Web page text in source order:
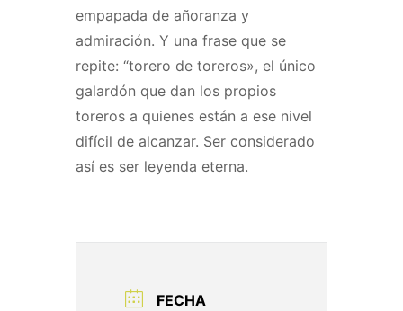
empapada de añoranza y
admiración. Y una frase que se
repite: “torero de toreros», el único
galardón que dan los propios
toreros a quienes están a ese nivel
difícil de alcanzar. Ser considerado
así es ser leyenda eterna.
FECHA